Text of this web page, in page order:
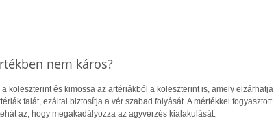
nem káros?
koleszterint és kimossa az artériákból a koleszterint is, amely elzárhatja
falát, ezáltal biztosítja a vér szabad folyását. A mértékkel fogyasztott
az, hogy megakadályozza az agyvérzés kialakulását.